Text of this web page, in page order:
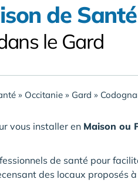
de Santé
le Gard
» Occitanie » Gard »
vous installer en Maison ou
de santé pour
des locaux proposés